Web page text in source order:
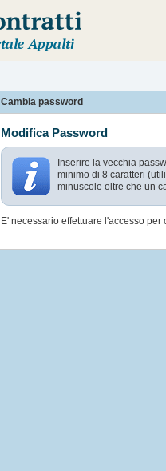
Cambia password
Modifica Password
Inserire la vecchia
minimo di 8 caratteri
minuscole oltre che un
E' necessario effettuare l'accesso